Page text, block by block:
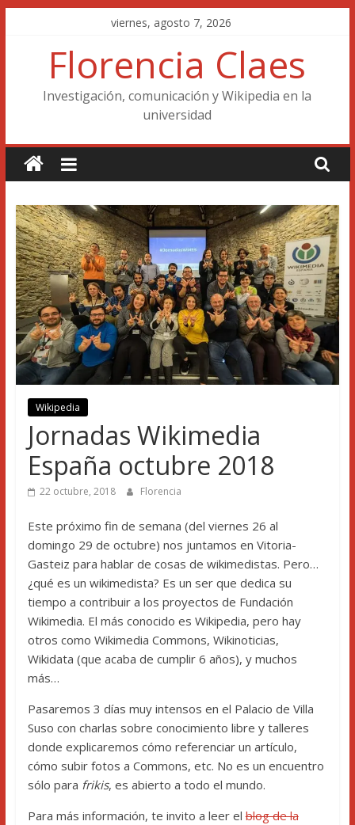
contenido
viernes, agosto 7, 2026
Florencia Claes
Investigación, comunicación y Wikipedia en la
universidad
Wikipedia
Jornadas Wikimedia
España octubre 2018
22 octubre, 2018 Florencia
Este próximo fin de semana (del viernes 26 al
domingo 29 de octubre) nos juntamos en Vitoria-
Gasteiz para hablar de cosas de wikimedistas. Pero…
¿qué es un wikimedista? Es un ser que dedica su
tiempo a contribuir a los proyectos de Fundación
Wikimedia. El más conocido es Wikipedia, pero hay
otros como Wikimedia Commons, Wikinoticias,
Wikidata (que acaba de cumplir 6 años), y muchos
más…
Pasaremos 3 días muy intensos en el Palacio de Villa
Suso con charlas sobre conocimiento libre y talleres
donde explicaremos cómo referenciar un artículo,
cómo subir fotos a Commons, etc. No es un encuentro
sólo para frikis, es abierto a todo el mundo.
Para más información, te invito a leer elblog de la